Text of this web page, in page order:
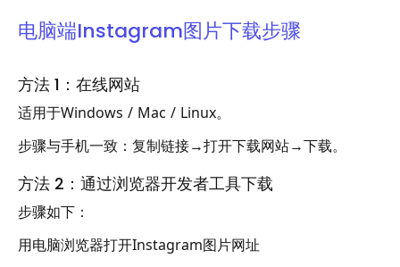
电脑端Instagram图片下载步骤
方法 1：在线网站
适用于Windows / Mac / Linux。
步骤与手机一致：复制链接→打开下载网站→下载。
方法 2：通过浏览器开发者工具下载
步骤如下：
用电脑浏览器打开Instagram图片网址